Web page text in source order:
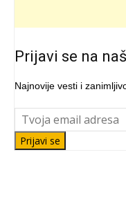
Prijavi se na
Najnovije vesti i
Prijavi se